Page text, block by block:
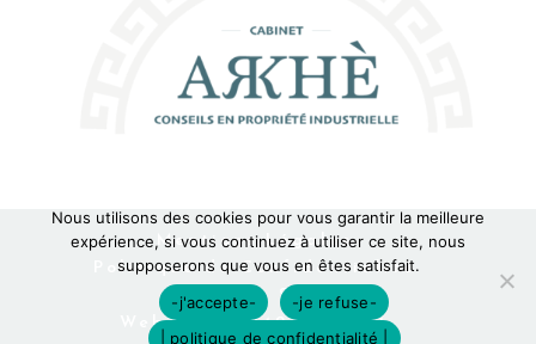
Mentions Légales
Politique de Confidentialité
Plan du Site
Webdesign 842 Concept
Nous utilisons des cookies pour vous garantir la meilleure
expérience, si vous continuez à utiliser ce site, nous
supposerons que vous en êtes satisfait.
-j'accepte-
-je refuse-
| politique de confidentialité |